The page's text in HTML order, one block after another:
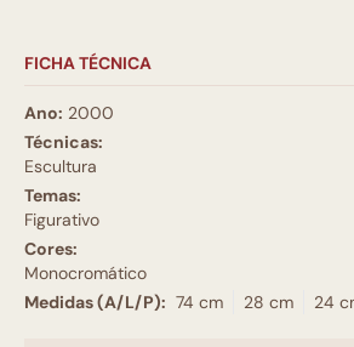
FICHA TÉCNICA
Ano: 2000
Técnicas:
Escultura
Temas:
Figurativo
Cores:
Monocromático
Medidas (A/L/P): 74 cm 28 cm 24